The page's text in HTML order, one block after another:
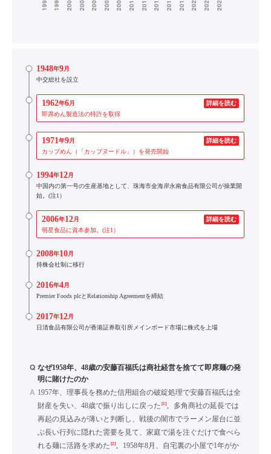
1948年9月
中交総社を設立
1962年6月
詳細を読む
即席めん製造法の特許を取得
1971年9月
詳細を読む
カップめん（「カップヌードル」）を発売開始
1994年12月
中国内の第一号の生産基地として、珠海市金海岸永南食品有限公司が操業開
始。(注1）
2006年12月
詳細を読む
明星食品に資本参加。(注1）
2008年10月
持株会社制に移行
2016年4月
Premier Foods plcとRelationship Agreementを締結
2017年12月
日清食品有限公司が香港証券取引所メインボード市場に株式を上場
Q なぜ1958年、48歳の安藤百福氏は商社経営を捨てて即席麺の発
明に賭けたのか
A 1957年、理事長を務めた信用組合の破綻処理で安藤百福氏は全
財産を失い、48歳で振り出しに戻った [1]。多角商社の延長では
再起の見込みが薄いと判断し、戦後の闇市でラーメン屋台に並
ぶ長い行列に隠れた需要を見て、家庭で湯を注ぐだけで食べら
れる麺に活路を求めた [2]。1958年8月、自宅裏の小屋で1年がか